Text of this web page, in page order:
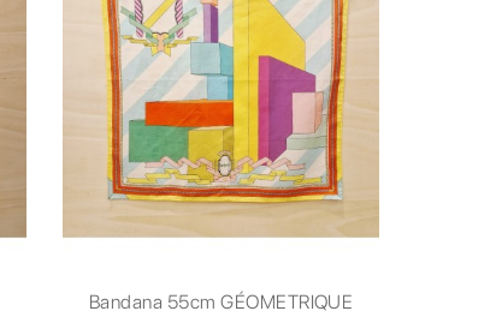
Bandana 55cm GÉOMETRIQUE